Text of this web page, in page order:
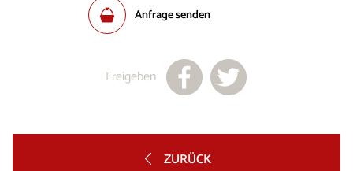
Anfrage senden
Freigeben
ZURÜCK